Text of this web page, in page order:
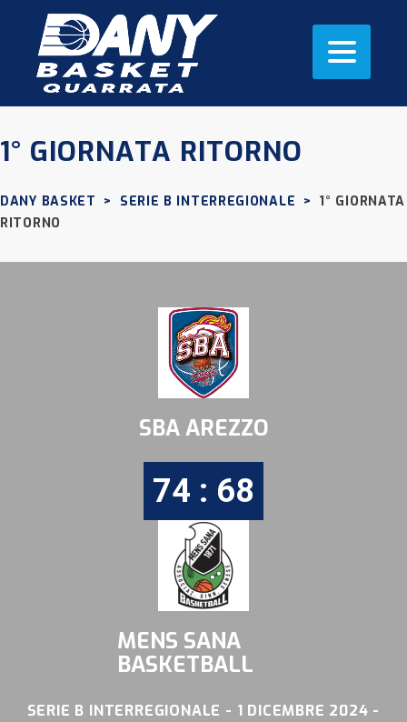
1° GIORNATA RITORNO
DANY BASKET > SERIE B INTERREGIONALE > 1° GIORNATA
RITORNO
SBA AREZZO
74 : 68
MENS SANA
BASKETBALL
SERIE B INTERREGIONALE - 1 DICEMBRE 2024 -